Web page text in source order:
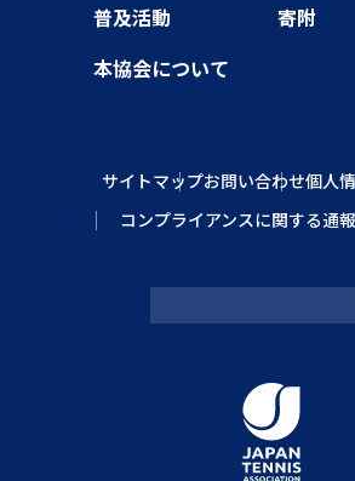
普及活動
寄附
本協会について
サイトマップお問い合わせ個人
コンプライアンスに関する通